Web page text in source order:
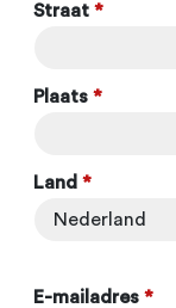
Straat *
Plaats *
Land *
E-mailadres *